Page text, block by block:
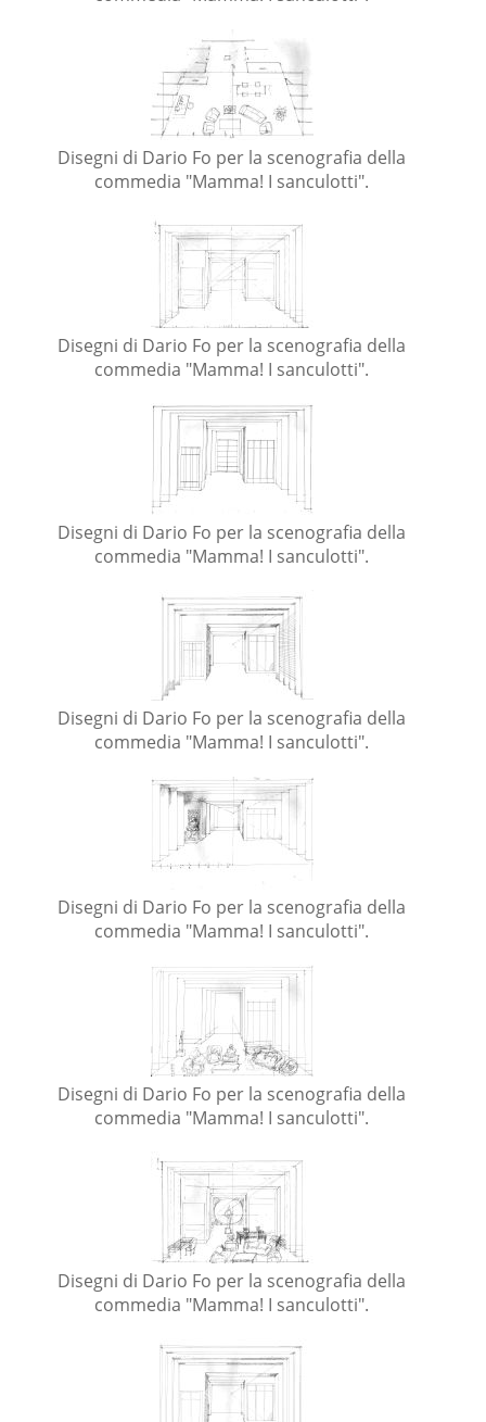
Disegni di Dario Fo per la scenografia della
commedia "Mamma! I sanculotti".
Disegni di Dario Fo per la scenografia della
commedia "Mamma! I sanculotti".
Disegni di Dario Fo per la scenografia della
commedia "Mamma! I sanculotti".
Disegni di Dario Fo per la scenografia della
commedia "Mamma! I sanculotti".
Disegni di Dario Fo per la scenografia della
commedia "Mamma! I sanculotti".
Disegni di Dario Fo per la scenografia della
commedia "Mamma! I sanculotti".
Disegni di Dario Fo per la scenografia della
commedia "Mamma! I sanculotti".